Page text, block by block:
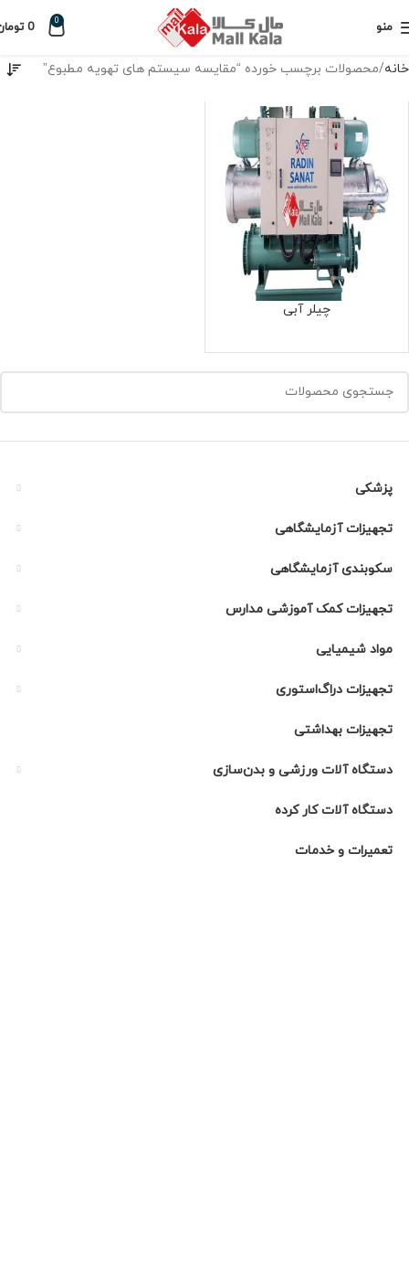
منو 0
0
پزشکی
تجهیزات آزمایشگاهی
سکوبندی آزمایشگاهی
تجهیزات کمک آموزشی مدارس
مواد شیمیایی
تجهیزات دراگ‌استوری
تجهیزات بهداشتی
دستگاه آلات ورزشی و بدن‌سازی
دستگاه آلات کار کرده
تعمیرات و خدمات
خانه محصولات برچسب خورده “مقایسه سیستم های تهویه مطبوع”
چیلر آبی